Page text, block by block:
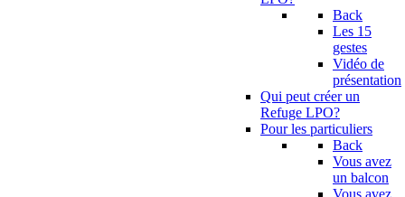
Back
Les 15
gestes
Vidéo de
présentation
Qui peut créer un
Refuge LPO?
Pour les particuliers
Back
Vous avez
un balcon
Vous avez